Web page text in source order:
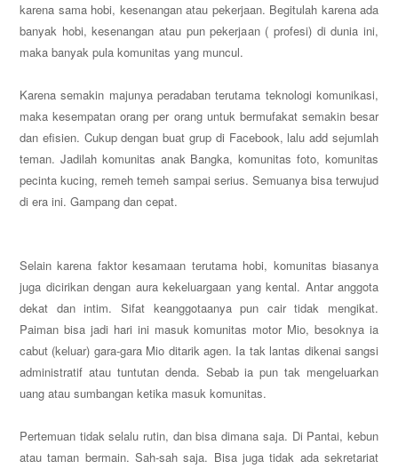
karena sama hobi, kesenangan atau pekerjaan. Begitulah karena ada
banyak hobi, kesenangan atau pun pekerjaan ( profesi) di dunia ini,
maka banyak pula komunitas yang muncul.
Karena semakin majunya peradaban terutama teknologi komunikasi,
maka kesempatan orang per orang untuk bermufakat semakin besar
dan efisien. Cukup dengan buat grup di Facebook, lalu add sejumlah
teman. Jadilah komunitas anak Bangka, komunitas foto, komunitas
pecinta kucing, remeh temeh sampai serius. Semuanya bisa terwujud
di era ini. Gampang dan cepat.
Selain karena faktor kesamaan terutama hobi, komunitas biasanya
juga dicirikan dengan aura kekeluargaan yang kental. Antar anggota
dekat dan intim. Sifat keanggotaanya pun cair tidak mengikat.
Paiman bisa jadi hari ini masuk komunitas motor Mio, besoknya ia
cabut (keluar) gara-gara Mio ditarik agen. Ia tak lantas dikenai sangsi
administratif atau tuntutan denda. Sebab ia pun tak mengeluarkan
uang atau sumbangan ketika masuk komunitas.
Pertemuan tidak selalu rutin, dan bisa dimana saja. Di Pantai, kebun
atau taman bermain. Sah-sah saja. Bisa juga tidak ada sekretariat